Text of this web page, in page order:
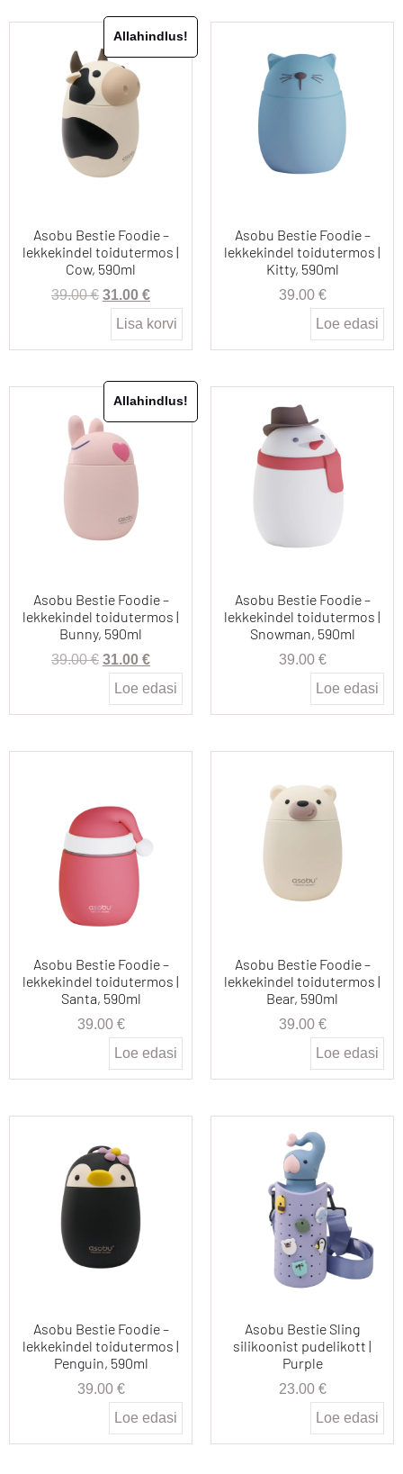
Allahindlus!
Asobu Bestie Foodie –
lekkekindel toidutermos |
Cow, 590ml
39.00€ 31.00 €
Lisa korvi
Asobu Bestie Foodie –
lekkekindel toidutermos |
Kitty, 590ml
39.00 €
Loe edasi
Allahindlus!
Asobu Bestie Foodie –
lekkekindel toidutermos |
Bunny, 590ml
39.00€ 31.00 €
Loe edasi
Asobu Bestie Foodie –
lekkekindel toidutermos |
Snowman, 590ml
39.00 €
Loe edasi
Asobu Bestie Foodie –
lekkekindel toidutermos |
Santa, 590ml
39.00 €
Loe edasi
Asobu Bestie Foodie –
lekkekindel toidutermos |
Bear, 590ml
39.00 €
Loe edasi
Asobu Bestie Foodie –
lekkekindel toidutermos |
Penguin, 590ml
39.00 €
Loe edasi
Asobu Bestie Sling
silikoonist pudelikott |
Purple
23.00 €
Loe edasi